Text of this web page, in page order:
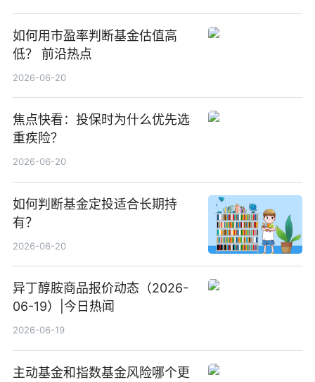
如何用市盈率判断基金估值高
低？ 前沿热点
2026-06-20
焦点快看：投保时为什么优先选
重疾险？
2026-06-20
如何判断基金定投适合长期持
有？
2026-06-20
异丁醇胺商品报价动态（2026-
06-19）|今日热闻
2026-06-19
主动基金和指数基金风险哪个更